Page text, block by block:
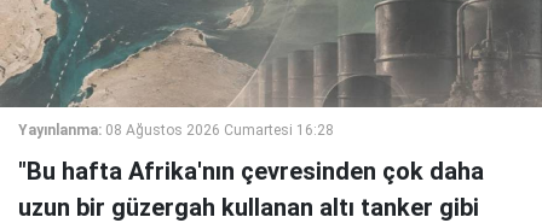
Yayınlanma: 08 Ağustos 2026 Cumartesi 16:28
"Bu hafta Afrika'nın çevresinden çok daha
uzun bir güzergah kullanan altı tanker gibi